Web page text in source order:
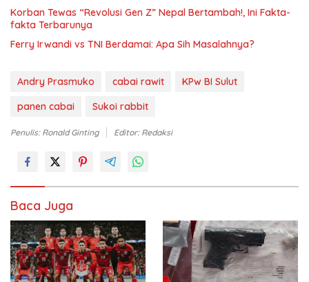
Korban Tewas “Revolusi Gen Z” Nepal Bertambah!, Ini Fakta-
fakta Terbarunya
Ferry Irwandi vs TNI Berdamai: Apa Sih Masalahnya?
Andry Prasmuko cabai rawit
KPw BI Sulut
panen cabai
Sukoi rabbit
Penulis: Ronald Ginting Editor: Redaksi
Baca Juga